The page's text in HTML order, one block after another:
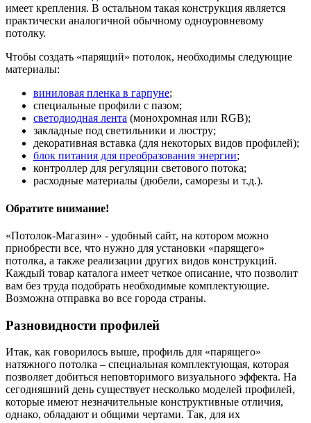
имеет крепления. В остальном такая конструкция является
практически аналогичной обычному одноуровневому
потолку.
Чтобы создать «парящий» потолок, необходимы следующие
материалы:
виниловая пленка в гарпуне;
специальные профили с пазом;
светодиодная лента (монохромная или RGB);
закладные под светильники и люстру;
декоративная вставка (для некоторых видов профилей);
блок питания для преобразования энергии;
контроллер для регуляции светового потока;
расходные материалы (дюбели, саморезы и т.д.).
Обратите внимание!
«Потолок-Магазин» - удобный сайт, на котором можно
приобрести все, что нужно для установки «парящего»
потолка, а также реализации других видов конструкций.
Каждый товар каталога имеет четкое описание, что позволит
вам без труда подобрать необходимые комплектующие.
Возможна отправка во все города страны.
Разновидности профилей
Итак, как говорилось выше, профиль для «парящего»
натяжного потолка – специальная комплектующая, которая
позволяет добиться неповторимого визуального эффекта. На
сегодняшний день существует несколько моделей профилей,
которые имеют незначительные конструктивные отличия,
однако, обладают и общими чертами. Так, для их